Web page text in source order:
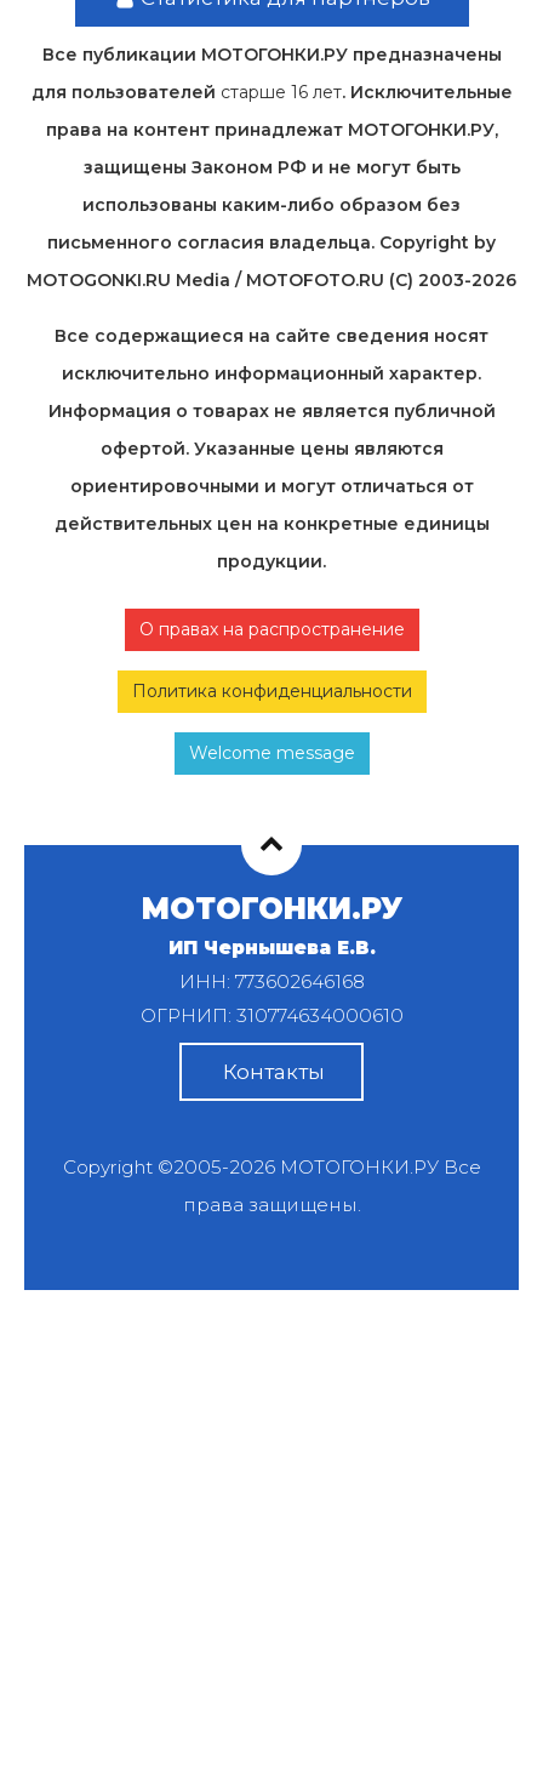
Все публикации МОТОГОНКИ.РУ предназначены
для пользователей старше 16 лет. Исключительные
права на контент принадлежат МОТОГОНКИ.РУ,
защищены Законом РФ и не могут быть
использованы каким-либо образом без
письменного согласия владельца. Copyright by
MOTOGONKI.RU Media / MOTOFOTO.RU (C) 2003-2026
Все содержащиеся на cайте сведения носят
исключительно информационный характер.
Информация о товарах не является публичной
офертой. Указанные цены являются
ориентировочными и могут отличаться от
действительных цен на конкретные единицы
продукции.
О правах на распространение
Политика конфиденциальности
Welcome message
МОТОГОНКИ.РУ
ИП Чернышева Е.В.
ИНН: 773602646168
ОГРНИП: 310774634000610
Контакты
Copyright ©2005-2026 МОТОГОНКИ.РУВсе
права защищены.